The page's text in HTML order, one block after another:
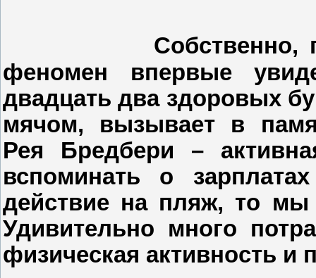
Собственно,
феномен впервые
двадцать два здоровых
мячом, вызывает в
Рея Бредбери –
вспоминать о
действие на пляж, то
Удивительно много
физическая активность и